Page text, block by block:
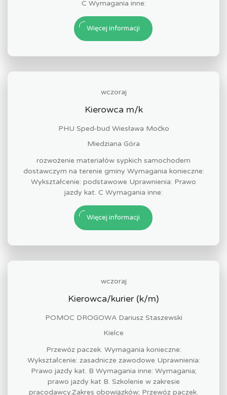
C Wymagania inne:
Więcej informacji
wczoraj
Kierowca m/k
PHU Sped-bud Wiesława Moćko
Miedziana Góra
rozwożenie materiałów sypkich samochodem
dostawczym na terenie gminy Wymagania konieczne:
Wykształcenie: podstawowe Uprawnienia: Prawo
jazdy kat. C Wymagania inne:
Więcej informacji
wczoraj
Kierowca/kurier (k/m)
POMOC DROGOWA Dariusz Staszewski
Kielce
Przewóz paczek. Wymagania konieczne:
Wykształcenie: zasadnicze zawodowe Uprawnienia:
Prawo jazdy kat. B Wymagania inne: Wymagania;
prawo jazdy kat B. Szkolenie w zakresie
pracodawcy.Zakres obowiązków; Przewóz paczek.